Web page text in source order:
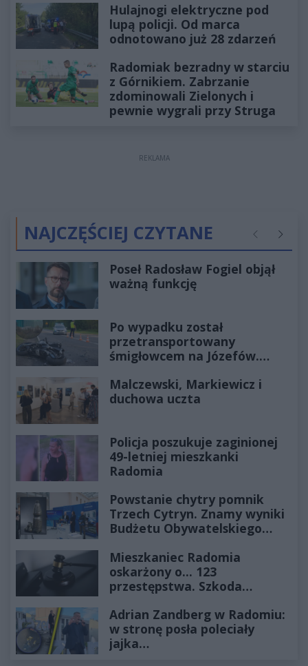
Hulajnogi elektryczne pod
lupą policji. Od marca
odnotowano już 28 zdarzeń
Radomiak bezradny w starciu
z Górnikiem. Zabrzanie
zdominowali Zielonych i
pewnie wygrali przy Struga
REKLAMA
NAJCZĘŚCIEJ CZYTANE Poprzednie
Poseł Radosław Fogiel objął
ważną funkcję
Po wypadku został
przetransportowany
śmigłowcem na Józefów.
Malczewski, Markiewicz i
duchowa uczta
Policja poszukuje zaginionej
49-letniej mieszkanki
Radomia
Powstanie chytry pomnik
Trzech Cytryn. Znamy wyniki
Budżetu Obywatelskiego
Mieszkaniec Radomia
oskarżony o... 123
przestępstwa. Szkoda
złotych
Adrian Zandberg w Radomiu:
w stronę posła poleciały
jajka…